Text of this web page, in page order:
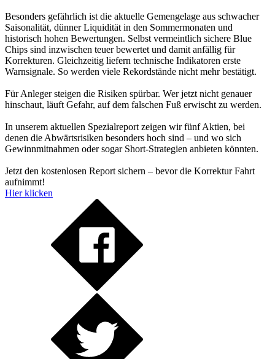
Besonders gefährlich ist die aktuelle Gemengelage aus schwacher
Saisonalität, dünner Liquidität in den Sommermonaten und
historisch hohen Bewertungen. Selbst vermeintlich sichere Blue
Chips sind inzwischen teuer bewertet und damit anfällig für
Korrekturen. Gleichzeitig liefern technische Indikatoren erste
Warnsignale. So werden viele Rekordstände nicht mehr bestätigt.
Für Anleger steigen die Risiken spürbar. Wer jetzt nicht genauer
hinschaut, läuft Gefahr, auf dem falschen Fuß erwischt zu werden.
In unserem aktuellen Spezialreport zeigen wir fünf Aktien, bei
denen die Abwärtsrisiken besonders hoch sind – und wo sich
Gewinnmitnahmen oder sogar Short-Strategien anbieten könnten.
Jetzt den kostenlosen Report sichern – bevor die Korrektur Fahrt
aufnimmt!
Hier klicken